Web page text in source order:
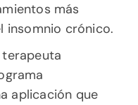
más
insomnio crónico.
terapeuta
aplicación que